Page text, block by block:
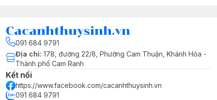
- Độ chịu hóa chất cao (ở nhiệt độ 0oC đến 45oC)
chịu được các hóa chất axit, kiềm, muối.
- Màu sắc: Màu đỏ và màu cam và màu đen
- Đơn vị tính: 1m
Cacanhthuysinh.vn
091 684 9791
Địa chỉ: 178, đường 22/8, Phường Cam Thuận, Khánh Hòa -
Thành phố Cam Ranh
Kết nối
https://www.facebook.com/cacanhthuysinh.vn
091 684 9791